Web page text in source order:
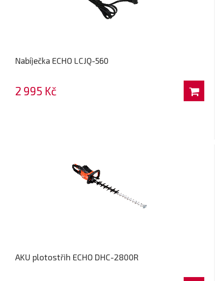
Nabíječka ECHO LCJQ-560
2 995 Kč
AKU plotostřih ECHO DHC-2800R